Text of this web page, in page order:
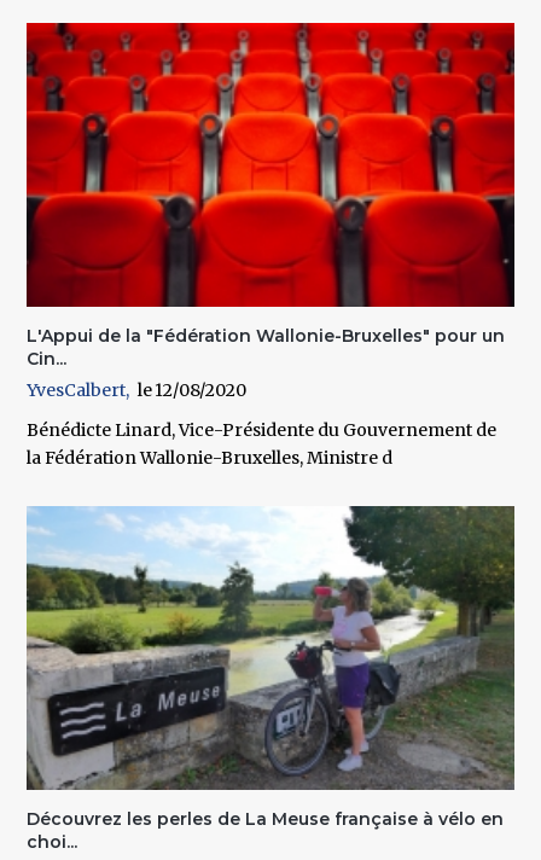
L'Appui de la "Fédération Wallonie-Bruxelles" pour un
Cin...
YvesCalbert
12/08/2020
Bénédicte Linard, Vice-Présidente du Gouvernement de
la Fédération Wallonie-Bruxelles, Ministre d
Découvrez les perles de La Meuse française à vélo en
choi...